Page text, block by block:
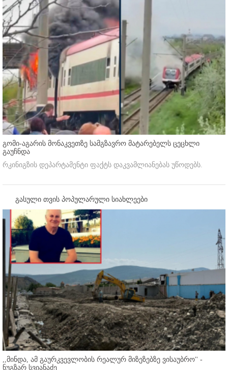
გომი-აგარის მონაკვეთზე სამგზავრო მატარებელს ცეცხლი
გაუჩნდა
რკინიგზის დეპარტამენტი ფაქტს დაკვამლიანებას უწოდებს.
გასული თვის პოპულარული სიახლეები
,,მინდა, ამ გაურკვევლობის რეალურ მიზეზებზე ვისაუბრო'' -
ნუგზარ სვიანაძე